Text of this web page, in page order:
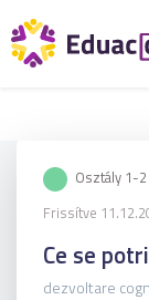
Osztály 1-2
Frissítve
Ce se
dezvoltare